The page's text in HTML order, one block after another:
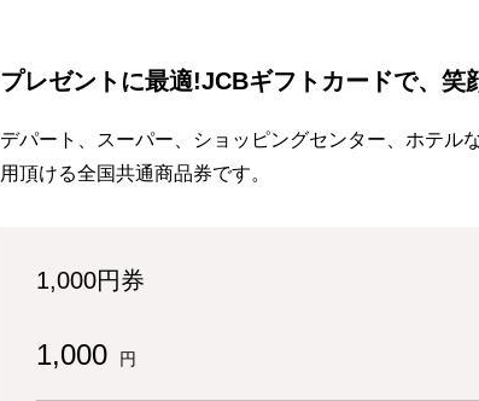
プレゼントに最適!JCBギフトカードで、笑
デパート、スーパー、ショッピングセンター、ホテル
用頂ける全国共通商品券です。
1,000円券
1,000 円